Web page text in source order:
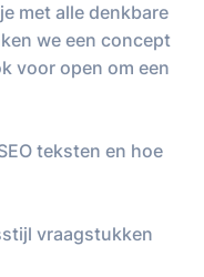
met alle denkbare
we een concept
voor open om een
teksten en hoe
vraagstukken